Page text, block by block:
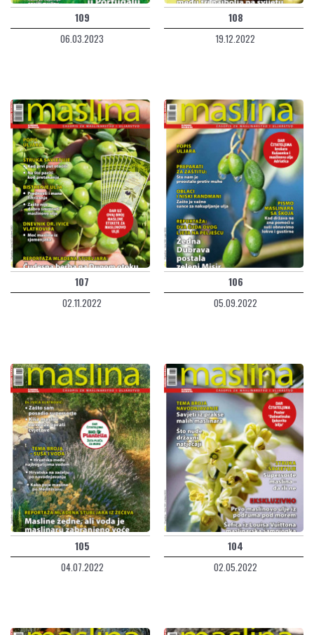
109
06.03.2023
108
19.12.2022
107
02.11.2022
106
05.09.2022
105
04.07.2022
104
02.05.2022